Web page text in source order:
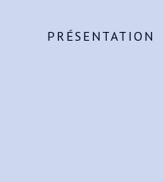
PRÉSENTATION